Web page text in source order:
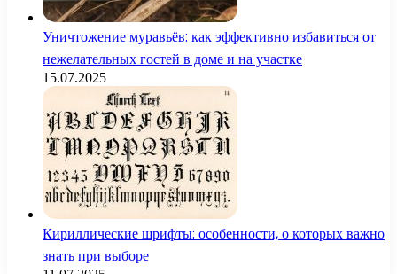
Уничтожение муравьёв: как эффективно избавиться от
нежелательных гостей в доме и на участке
15.07.2025
Кириллические шрифты: особенности, о которых важно
знать при выборе